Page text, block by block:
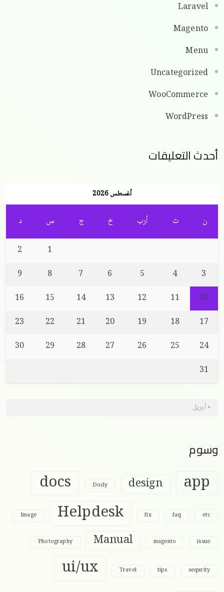
Laravel
Magento
Menu
Uncategorized
WooCommerce
WordPress
أحدث التعليقات
أغسطس 2026
ن ث أرب خ ج س د
1
2
3
4
5
6
7
8
9
10
11
12
13
14
15
16
17
18
19
20
21
22
23
24
25
26
27
28
29
30
31
« أبريل
وسوم
app
design
Docly
docs
etc
faq
fix
Helpdesk
Image
issue
magento
Manual
Photography
sequrity
tips
Travel
ui/ux